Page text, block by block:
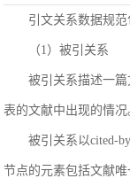
引文关系数据规
（1）被引关系
被引关系描述一
表的文献中出现的情况
被引关系以cited-
节点的元素包括文献